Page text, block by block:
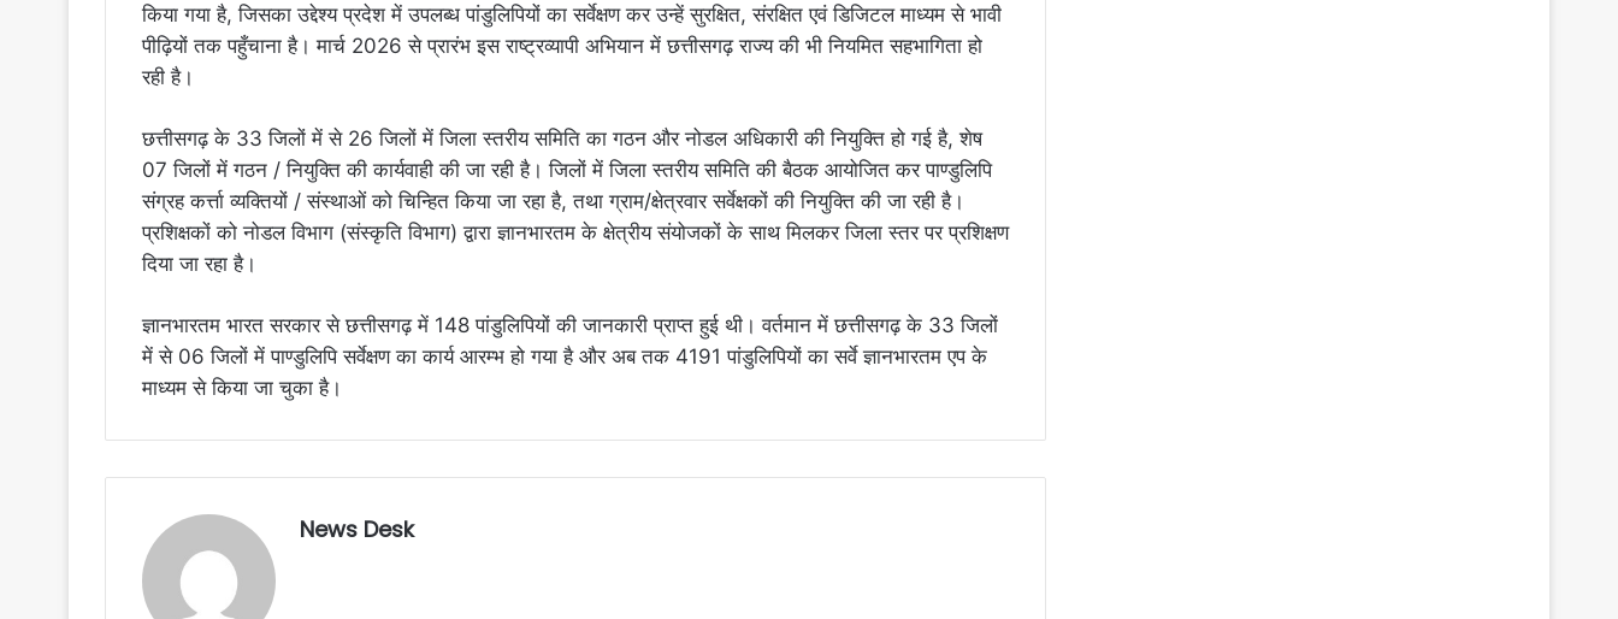
किया गया है, जिसका उद्देश्य प्रदेश में उपलब्ध पांडुलिपियों का सर्वेक्षण कर उन्हें सुरक्षित, संरक्षित एवं डिजिटल माध्यम से भावी
पीढ़ियों तक पहुँचाना है। मार्च 2026 से प्रारंभ इस राष्ट्रव्यापी अभियान में छत्तीसगढ़ राज्य की भी नियमित सहभागिता हो
रही है।
छत्तीसगढ़ के 33 जिलों में से 26 जिलों में जिला स्तरीय समिति का गठन और नोडल अधिकारी की नियुक्ति हो गई है, शेष
07 जिलों में गठन / नियुक्ति की कार्यवाही की जा रही है। जिलों में जिला स्तरीय समिति की बैठक आयोजित कर पाण्डुलिपि
संग्रह कर्त्ता व्यक्तियों / संस्थाओं को चिन्हित किया जा रहा है, तथा ग्राम/क्षेत्रवार सर्वेक्षकों की नियुक्ति की जा रही है।
प्रशिक्षकों को नोडल विभाग (संस्कृति विभाग) द्वारा ज्ञानभारतम के क्षेत्रीय संयोजकों के साथ मिलकर जिला स्तर पर प्रशिक्षण
दिया जा रहा है।
ज्ञानभारतम भारत सरकार से छत्तीसगढ़ में 148 पांडुलिपियों की जानकारी प्राप्त हुई थी। वर्तमान में छत्तीसगढ़ के 33 जिलों
में से 06 जिलों में पाण्डुलिपि सर्वेक्षण का कार्य आरम्भ हो गया है और अब तक 4191 पांडुलिपियों का सर्वे ज्ञानभारतम एप के
माध्यम से किया जा चुका है।
News Desk